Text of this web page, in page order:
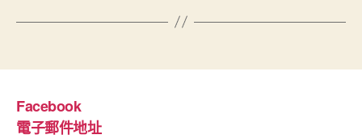
Facebook
電子郵件地址